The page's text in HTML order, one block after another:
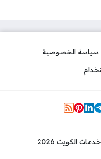
سياسة الخصوصية
Social
الكويت 2026